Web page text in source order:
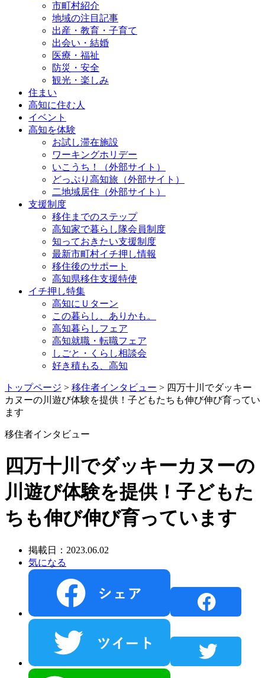
市町村紹介
地域の注目記事
出産・教育・子育て
出会い・結婚
医療・福祉
防災・安全
観光・楽しみ
住まい
高知に住む人
イベント
高知を体験
お試し滞在施設
ワーキングホリデー
いこうち！（外部サイト）
どっぷり高知旅（外部サイト）
二地域居住（外部サイト）
支援制度
移住までのステップ
高知家で暮らし隊会員制度
知っておきたい支援制度
最新市町村イチ押し情報
移住後のサポート
高知県移住支援特使
イチ押し特集
高知にＵターン
この暮らし、ありかも。
高知暮らしフェア
高知就職・転職フェア
しごと・くらし相談会
好き積もる、高知
トップページ > 移住者インタビュー > 四万十川でダッキー
カヌーの川遊び体験を提供！子どもたちも伸び伸び育ってい
ます
移住者インタビュー
四万十川でダッキーカヌーの
川遊び体験を提供！子どもた
ちも伸び伸び育っています
掲載日：2023.06.02
気になる